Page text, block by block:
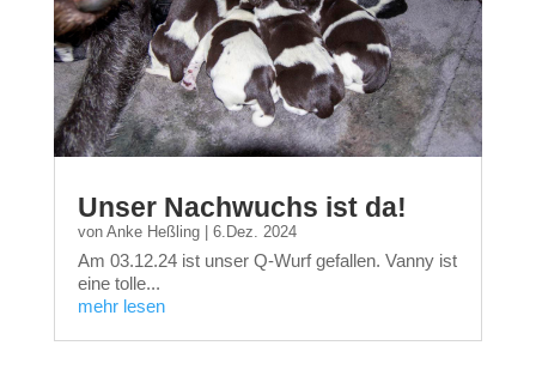
Unser Nachwuchs ist da!
von Anke Heßling| 6.Dez. 2024
Am 03.12.24 ist unser Q-Wurf gefallen. Vanny ist
eine tolle...
mehr lesen